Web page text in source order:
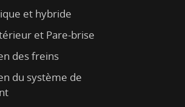
et hybride
et Pare-brise
des freins
du système de